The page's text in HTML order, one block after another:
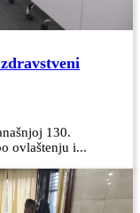
130.
ovlaštenju i...